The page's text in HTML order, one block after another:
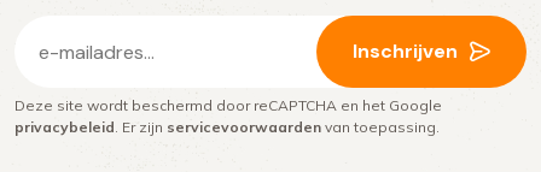
mailadres
(Vereist)
Inschrijven
Deze site wordt beschermd door reCAPTCHA en het Google
privacybeleid . Er zijn servicevoorwaarden van toepassing.